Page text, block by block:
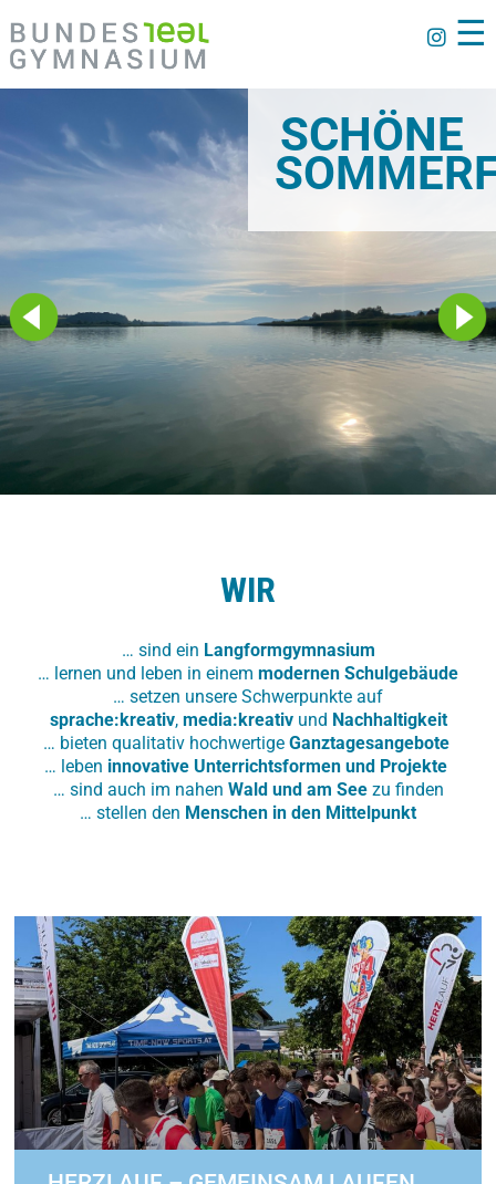
☰
SCHÖNE
WIR
… sind ein Langformgymnasium
… lernen und leben in einem modernen Schulgebäude
… setzen unsere Schwerpunkte auf
sprache:kreativ, media:kreativund Nachhaltigkeit
… bieten qualitativ hochwertige Ganztagesangebote
… leben innovative Unterrichtsformen und Projekte
… sind auch im nahen Wald und am Seezu finden
… stellen den Menschen in den Mittelpunkt